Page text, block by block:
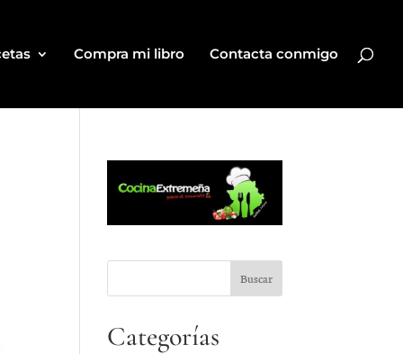
Compra mi libro Contacta conmigo
Categorías